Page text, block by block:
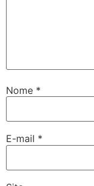
Nome *
E-mail *